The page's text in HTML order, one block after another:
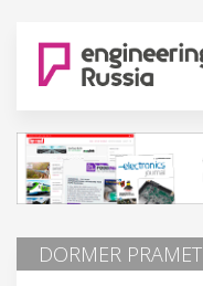
DORMER PRAMET